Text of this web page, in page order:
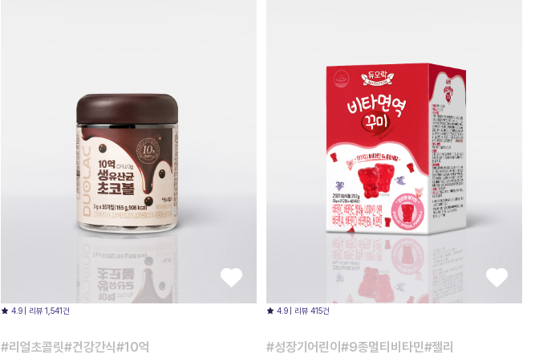
4.9 | 리뷰 1,541건
#리얼초콜릿#건강간식#10억
4.9 | 리뷰 415건
#성장기어린이#9종멀티비타민#젤리